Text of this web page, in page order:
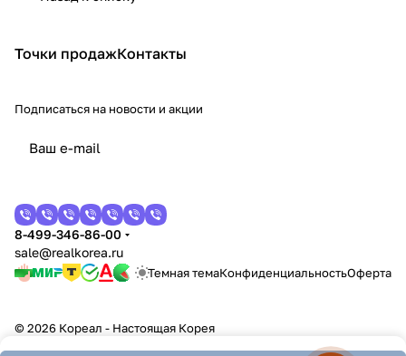
Точки продажКонтакты
Подписаться на новости и акции
8-499-346-86-00
sale@realkorea.ru
Темная темаКонфиденциальностьОферта
© 2026 Кореал - Настоящая Корея